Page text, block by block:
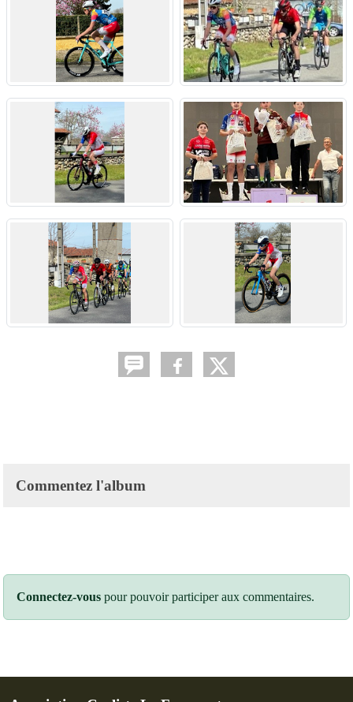
Commentez l'album
Connectez-vous pour pouvoir participer aux commentaires.